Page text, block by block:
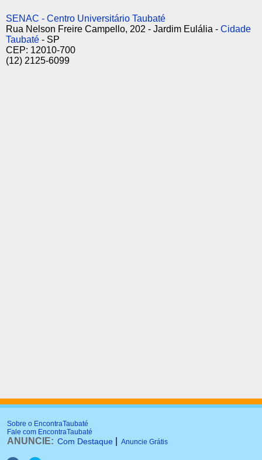
SENAC - Centro Universitário Taubaté
Rua Nelson Freire Campello, 202 - Jardim Eulália - Cidade
Taubaté - SP
CEP: 12010-700
(12) 2125-6099
Sobre o EncontraTaubaté
Fale com EncontraTaubaté
ANUNCIE: Com Destaque Anuncie Grátis